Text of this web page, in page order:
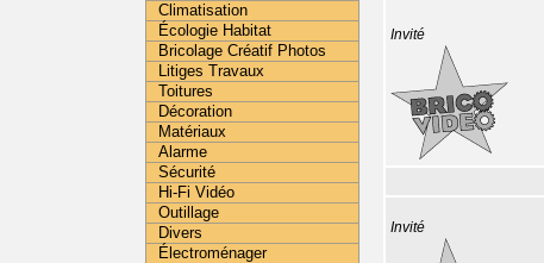
Invité
Invité
Climatisation
Écologie Habitat
Bricolage Créatif Photos
Litiges Travaux
Toitures
Décoration
Matériaux
Alarme
Sécurité
Hi-Fi Vidéo
Outillage
Divers
Électroménager